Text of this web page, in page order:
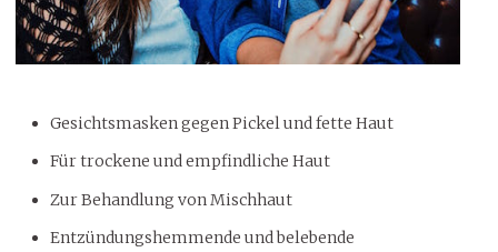
Gesichtsmasken gegen Pickel und fette Haut
Für trockene und empfindliche Haut
Zur Behandlung von Mischhaut
Entzündungshemmende und belebende